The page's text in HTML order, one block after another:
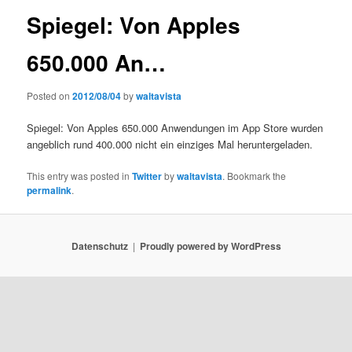
Spiegel: Von Apples
650.000 An…
Posted on2012/08/04bywaltavista
Spiegel: Von Apples 650.000 Anwendungen im App Store wurden
angeblich rund 400.000 nicht ein einziges Mal heruntergeladen.
This entry was posted inTwitterbywaltavista. Bookmark the
permalink.
Datenschutz Proudly powered by WordPress